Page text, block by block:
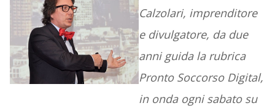
Calzolari, imprenditore
e divulgatore, da due
anni guida la rubrica
Pronto Soccorso Digital,
in onda ogni sabato su